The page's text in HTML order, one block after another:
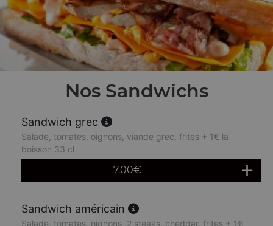
Nos Sandwichs
Sandwich grec
Salade, tomates, oignons, viande grec, frites + 1€ la
boisson 33 cl
7.00€
Sandwich américain
Salade, tomates, oignons, 2 steaks, cheddar, frites + 1€